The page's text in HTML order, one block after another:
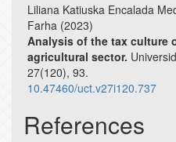
Liliana Katiuska Encalada
Farha (2023)
Analysis of the tax culture
agricultural sector.
27(120), 93.
10.47460/uct.v27i120.737
References